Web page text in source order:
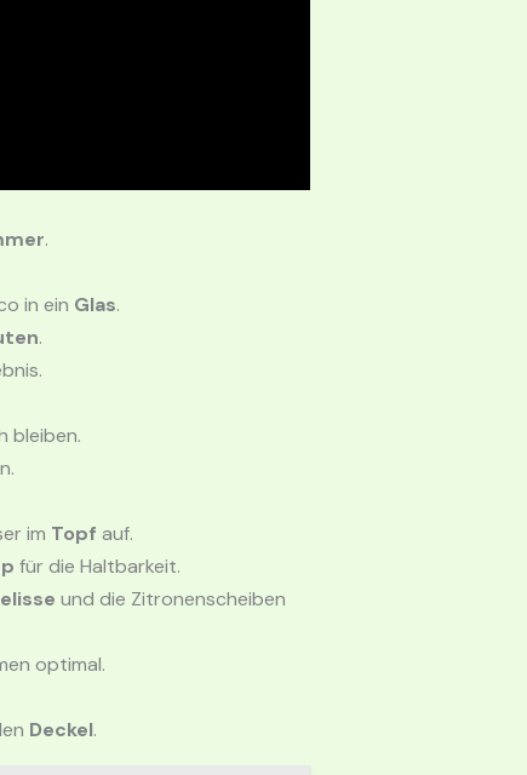
.
in ein Glas.
.
bleiben.
im Topf auf.
für die Haltbarkeit.
und die Zitronenscheiben
optimal.
Deckel.